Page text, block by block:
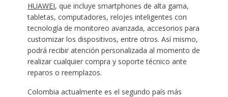
HUAWEI, que incluye smartphones de alta gama,
tabletas, computadores, relojes inteligentes con
tecnología de monitoreo avanzada, accesorios para
customizar los dispositivos, entre otros. Así mismo,
podrá recibir atención personalizada al momento de
realizar cualquier compra y soporte técnico ante
reparos o reemplazos.
Colombia actualmente es el segundo país más